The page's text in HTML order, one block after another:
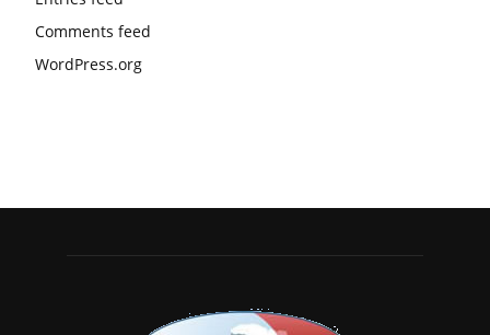
Comments feed
WordPress.org